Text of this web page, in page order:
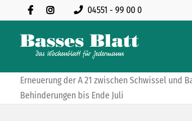
04551 - 99 00 0
Erneuerung der A 21 zwischen Schwissel und
Behinderungen bis Ende Juli